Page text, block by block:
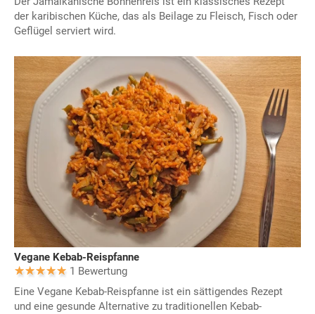
der karibischen Küche, das als Beilage zu Fleisch, Fisch oder
Geflügel serviert wird.
Vegane Kebab-Reispfanne
1 Bewertung
Eine Vegane Kebab-Reispfanne ist ein sättigendes Rezept
und eine gesunde Alternative zu traditionellen Kebab-